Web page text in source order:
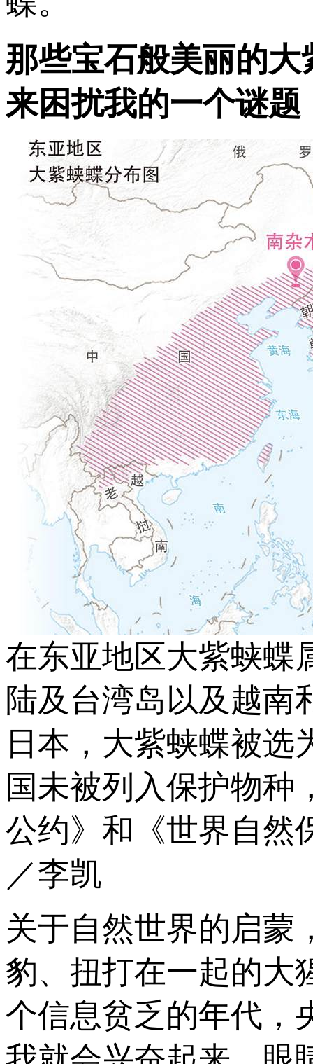
那些宝石般美丽的
来困扰我的一个谜题
在东亚地区大紫蛱蝶
陆及台湾岛以及越南
日本，大紫蛱蝶被选
国未被列入保护物种
公约》和《世界自然
／李凯
关于自然世界的启蒙
豹、扭打在一起的
个信息贫乏的年代，